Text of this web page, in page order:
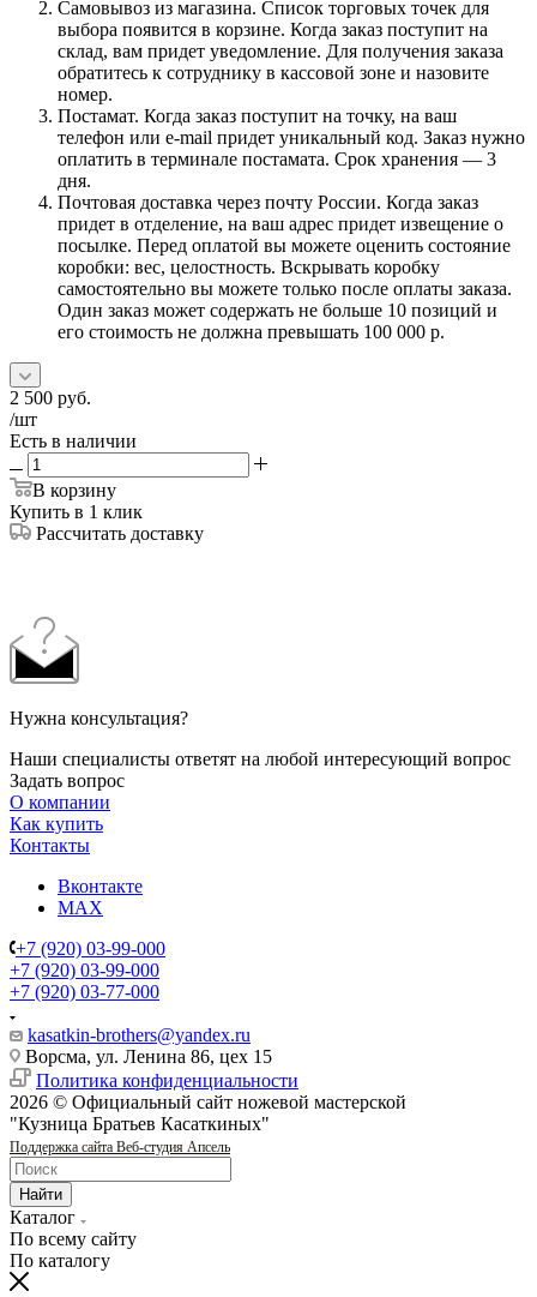
Самовывоз из магазина. Список торговых точек для
выбора появится в корзине. Когда заказ поступит на
склад, вам придет уведомление. Для получения заказа
обратитесь к сотруднику в кассовой зоне и назовите
номер.
Постамат. Когда заказ поступит на точку, на ваш
телефон или e-mail придет уникальный код. Заказ нужно
оплатить в терминале постамата. Срок хранения — 3
дня.
Почтовая доставка через почту России. Когда заказ
придет в отделение, на ваш адрес придет извещение о
посылке. Перед оплатой вы можете оценить состояние
коробки: вес, целостность. Вскрывать коробку
самостоятельно вы можете только после оплаты заказа.
Один заказ может содержать не больше 10 позиций и
его стоимость не должна превышать 100 000 р.
2 500 руб.
/шт
Есть в наличии
В корзину
Купить в 1 клик
Рассчитать доставку
Нужна консультация?
Наши специалисты ответят на любой интересующий вопрос
Задать вопрос
О компании
Как купить
Контакты
Вконтакте
MAX
+7 (920) 03-99-000
+7 (920) 03-99-000
+7 (920) 03-77-000
kasatkin-brothers@yandex.ru
Ворсма, ул. Ленина 86, цех 15
Политика конфиденциальности
2026 © Официальный сайт ножевой мастерской
"Кузница Братьев Касаткиных"
Поддержка сайта Веб-студия Апсель
Найти
Каталог
По всему сайту
По каталогу